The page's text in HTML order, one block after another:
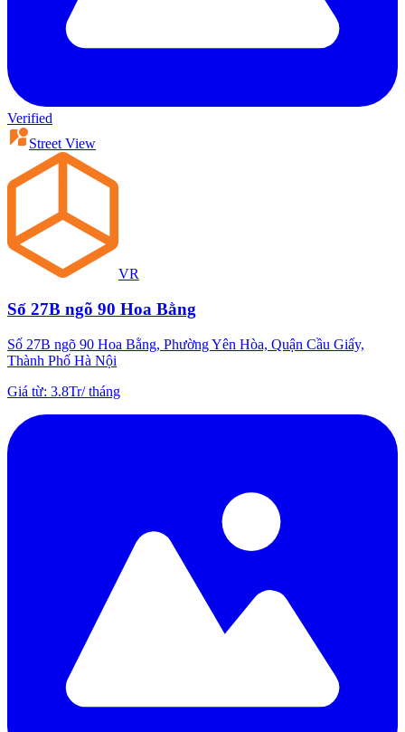
Verified
Street View
VR
Số 27B ngõ 90 Hoa Bằng
Số 27B ngõ 90 Hoa Bằng, Phường Yên Hòa, Quận Cầu Giấy,
Thành Phố Hà Nội
Giá từ: 3.8Tr/tháng